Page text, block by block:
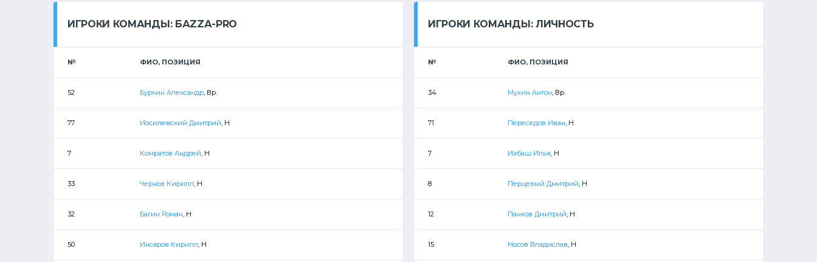
ИГРОКИ КОМАНДЫ: БАZZА-PRO
№ ФИО, ПОЗИЦИЯ
52 Буркин Александр, Вр.
77 Иосилевский Дмитрий, Н
7 Комратов Андрей, Н
33 Чернов Кирилл, Н
32 Багин Роман, Н
50 Инсаров Кирилл, Н
ИГРОКИ КОМАНДЫ: ЛИЧНОСТЬ
№ ФИО, ПОЗИЦИЯ
34 Мухин Антон, Вр.
71 Переседов Иван, Н
7 Избаш Илья, Н
8 Перцевый Дмитрий, Н
12 Панков Дмитрий, Н
15 Носов Владислав, Н